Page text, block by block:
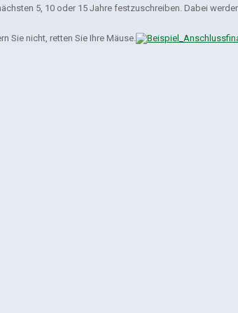
5, 10 oder 15 Jahre festzuschreiben. Dabei
Sie nicht, retten Sie Ihre Mäuse.